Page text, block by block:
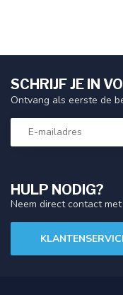
HULP NODIG?
Neem direct contact
SCHRIJF JE IN
Ontvang als eerste de